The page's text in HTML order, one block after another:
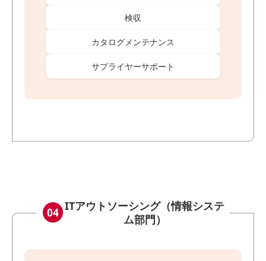
検収
カタログメンテナンス
サプライヤーサポート
ITアウトソーシング（情報システ
ム部門）